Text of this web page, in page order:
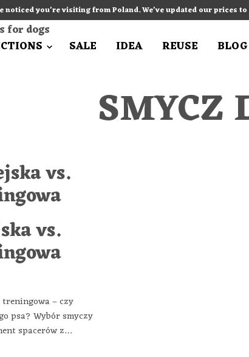
noticed you're visiting from Poland. We've updated our prices
SALE IDEA REUSE BLOG
SMYCZ
vs.
treningowa – czy
psa? Wybór smyczy
spacerów z…